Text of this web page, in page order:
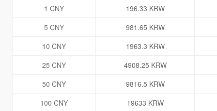
1 CNY
196.33 KRW
5 CNY
981.65 KRW
10 CNY
1963.3 KRW
25 CNY
4908.25 KRW
50 CNY
9816.5 KRW
100 CNY
19633 KRW